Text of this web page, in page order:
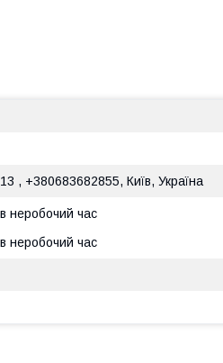
, +380683682855, Київ, Україна
неробочий час
неробочий час